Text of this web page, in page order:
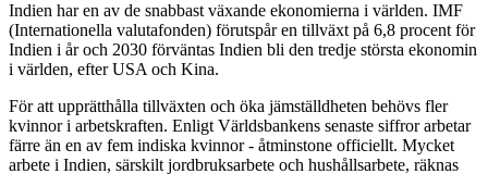
Indien har en av de snabbast växande ekonomierna i världen. IMF
(Internationella valutafonden) förutspår en tillväxt på 6,8 procent för
Indien i år och 2030 förväntas Indien bli den tredje största ekonomin
i världen, efter USA och Kina.
För att upprätthålla tillväxten och öka jämställdheten behövs fler
kvinnor i arbetskraften. Enligt Världsbankens senaste siffror arbetar
färre än en av fem indiska kvinnor - åtminstone officiellt. Mycket
arbete i Indien, särskilt jordbruksarbete och hushållsarbete, räknas